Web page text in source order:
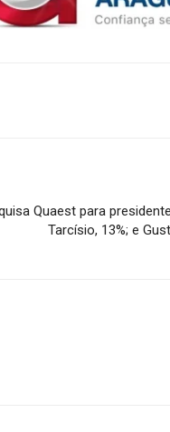
Quaest para
Tarcísio, 13%; e